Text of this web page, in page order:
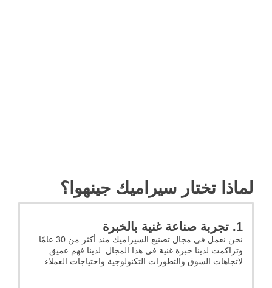
لماذا تختار سيراميك جينهوا؟
1. تجربة صناعة غنية بالخبرة
نحن نعمل في مجال تصنيع السيراميك منذ أكثر من 30 عامًا
وتراكمت لدينا خبرة غنية في هذا المجال. لدينا فهم عميق
لاتجاهات السوق والتطورات التكنولوجية واحتياجات العملاء.